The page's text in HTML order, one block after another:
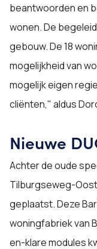
beantwoorden en
wonen. De
gebouw. De 18
mogelijkheid van
mogelijk eigen
cliënten," aldus
Nieuwe
Achter de oude
Tilburgseweg-
geplaatst. Deze
woningfabriek van
en-klare modules